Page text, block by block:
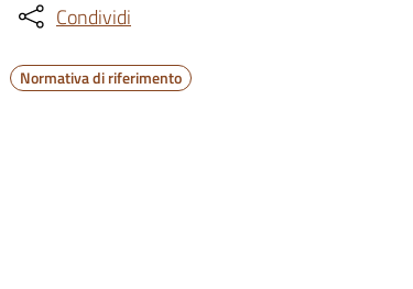
Condividi
Normativa di riferimento